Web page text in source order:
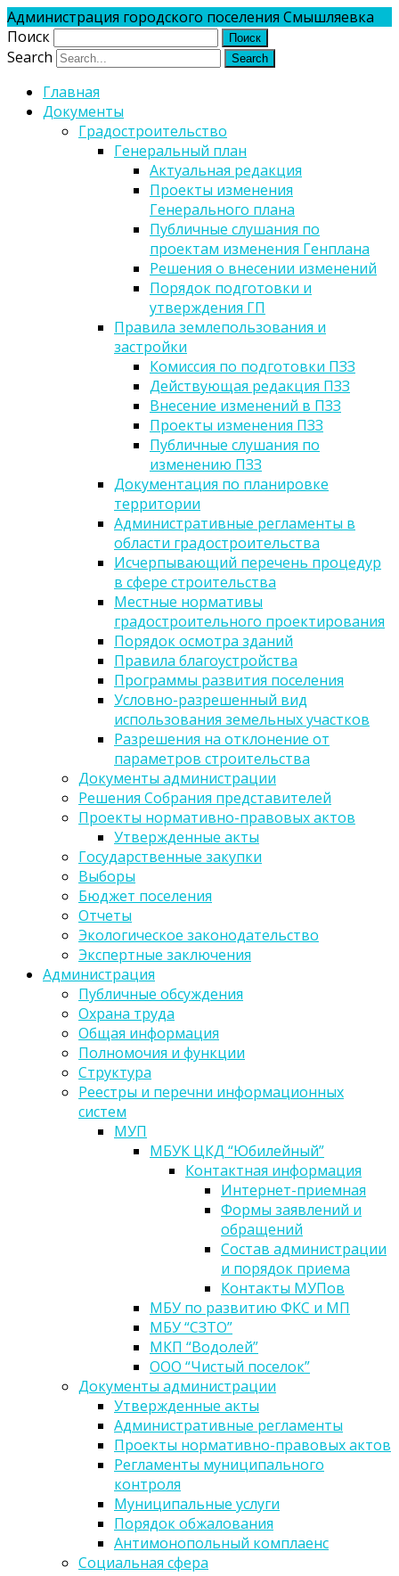
Администрация городского поселения Смышляевка
Поиск
Search
Главная
Документы
Градостроительство
Генеральный план
Актуальная редакция
Проекты изменения
Генерального плана
Публичные слушания по
проектам изменения Генплана
Решения о внесении изменений
Порядок подготовки и
утверждения ГП
Правила землепользования и
застройки
Комиссия по подготовки ПЗЗ
Действующая редакция ПЗЗ
Внесение изменений в ПЗЗ
Проекты изменения ПЗЗ
Публичные слушания по
изменению ПЗЗ
Документация по планировке
территории
Административные регламенты в
области градостроительства
Исчерпывающий перечень процедур
в сфере строительства
Местные нормативы
градостроительного проектирования
Порядок осмотра зданий
Правила благоустройства
Программы развития поселения
Условно-разрешенный вид
использования земельных участков
Разрешения на отклонение от
параметров строительства
Документы администрации
Решения Собрания представителей
Проекты нормативно-правовых актов
Утвержденные акты
Государственные закупки
Выборы
Бюджет поселения
Отчеты
Экологическое законодательство
Экспертные заключения
Администрация
Публичные обсуждения
Охрана труда
Общая информация
Полномочия и функции
Структура
Реестры и перечни информационных
систем
МУП
МБУК ЦКД “Юбилейный”
Контактная информация
Интернет-приемная
Формы заявлений и
обращений
Состав администрации
и порядок приема
Контакты МУПов
МБУ по развитию ФКС и МП
МБУ “СЗТО”
МКП “Водолей”
ООО “Чистый поселок”
Документы администрации
Утвержденные акты
Административные регламенты
Проекты нормативно-правовых актов
Регламенты муниципального
контроля
Муниципальные услуги
Порядок обжалования
Антимонопольный комплаенс
Социальная сфера